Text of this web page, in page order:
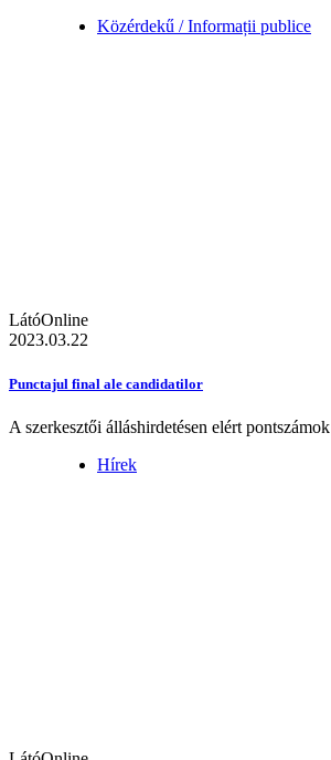
Közérdekű / Informații publice
LátóOnline
2023.03.22
Punctajul final ale candidatilor
A szerkesztői álláshirdetésen elért pontszámok
Hírek